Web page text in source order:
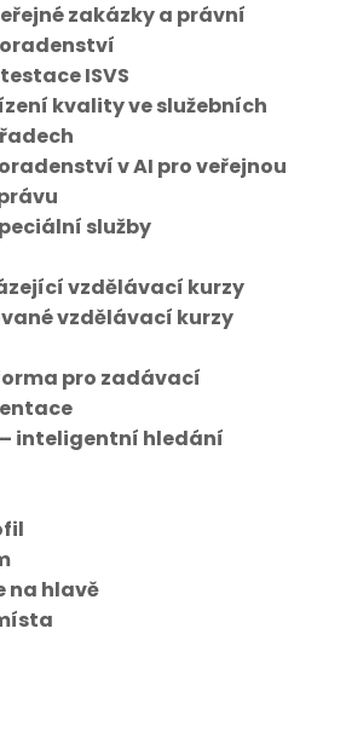
zakázky a právní
ISVS
kvality ve služebních
v AI pro veřejnou
služby
vzdělávací kurzy
vzdělávací kurzy
pro zadávací
inteligentní hledání
na hlavě